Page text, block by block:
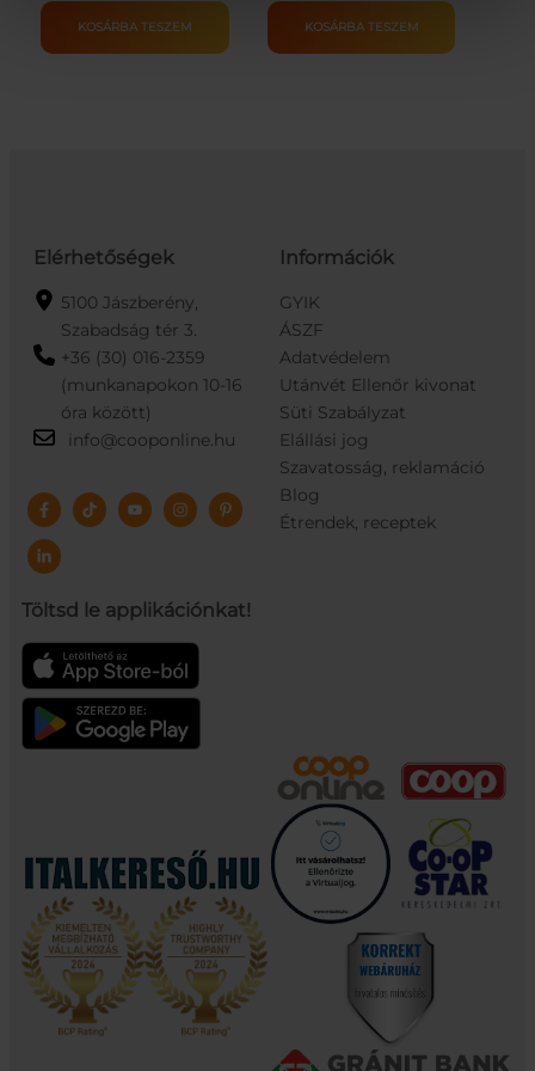
800G/
KOSÁRBA TESZEM
400G/
KOSÁRBA TESZEM
Elérhetőségek
5100 Jászberény,
Szabadság tér 3.
+36 (30) 016-2359
(munkanapokon 10-16
óra között)
info@cooponline.hu
Töltsd le applikációnkat!
Információk
GYIK
ÁSZF
Adatvédelem
Utánvét Ellenőr kivonat
Süti Szabályzat
Elállási jog
Szavatosság, reklamáció
Blog
Étrendek, receptek